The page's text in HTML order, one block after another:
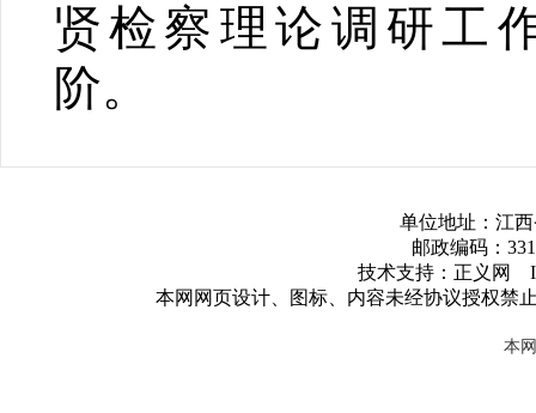
贤检察理论调研工
阶。
单位地址：江
邮政编码：
技术支持：正义网
本网网页设计、图标、内容未经协议授权禁
本